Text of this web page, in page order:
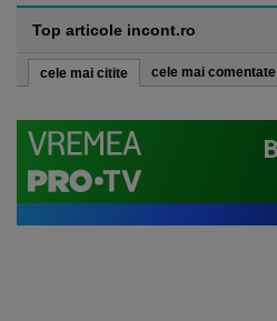
Top articole incont.ro
cele mai citite cele mai comentate